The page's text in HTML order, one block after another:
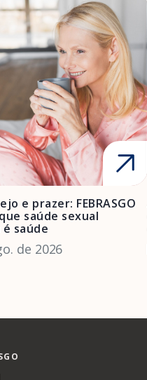
e prazer: FEBRASGO
saúde sexual
saúde
de 2026